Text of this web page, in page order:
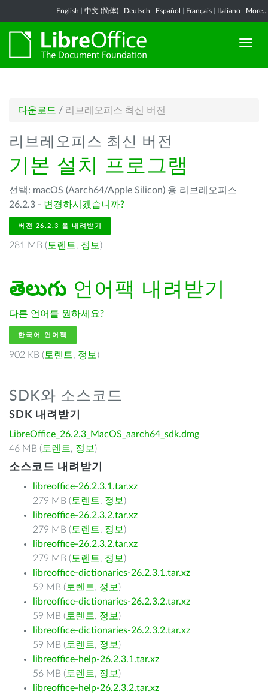
English 中文 (简体) Deutsch Español Français Italiano More...
다운로드 / 리브레오피스 최신 버전
리브레오피스 최신 버전
기본 설치 프로그램
선택: macOS (Aarch64/Apple Silicon) 용 리브레오피스
26.2.3 - 변경하시겠습니까?
버전 26.2.3 을 내려받기
281 MB ( 토렌트, 정보 )
తెలుగు 언어팩 내려받기
다른 언어를 원하세요?
한국어 언어팩
902 KB ( 토렌트, 정보 )
SDK와 소스코드
SDK 내려받기
LibreOffice_26.2.3_MacOS_aarch64_sdk.dmg
46 MB ( 토렌트, 정보 )
소스코드 내려받기
libreoffice-26.2.3.1.tar.xz
279 MB ( 토렌트, 정보 )
libreoffice-26.2.3.2.tar.xz
279 MB ( 토렌트, 정보 )
libreoffice-26.2.3.2.tar.xz
279 MB ( 토렌트, 정보 )
libreoffice-dictionaries-26.2.3.1.tar.xz
59 MB ( 토렌트, 정보 )
libreoffice-dictionaries-26.2.3.2.tar.xz
59 MB ( 토렌트, 정보 )
libreoffice-dictionaries-26.2.3.2.tar.xz
59 MB ( 토렌트, 정보 )
libreoffice-help-26.2.3.1.tar.xz
56 MB ( 토렌트, 정보 )
libreoffice-help-26.2.3.2.tar.xz